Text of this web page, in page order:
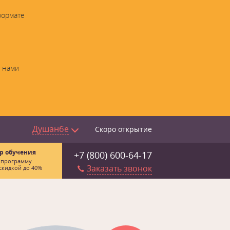
нами
Душанбе Скоро открытие
+7 (800) 600-64-17
Заказать звонок
обучения
до 40%